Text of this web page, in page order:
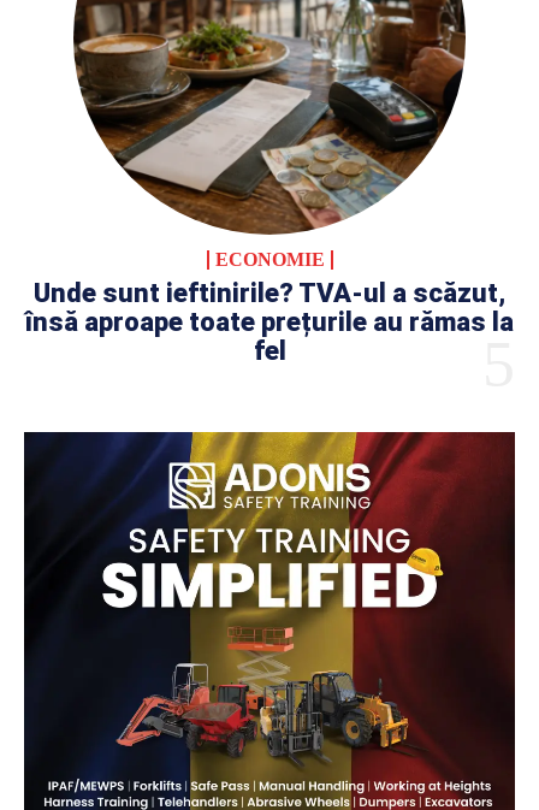
ECONOMIE
Unde sunt ieftinirile? TVA-ul a scăzut,
însă aproape toate prețurile au rămas la
fel